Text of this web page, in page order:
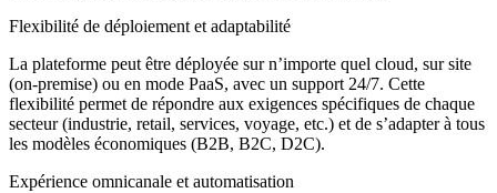
Flexibilité de déploiement et adaptabilité
La plateforme peut être déployée sur n’importe quel cloud, sur site
(on-premise) ou en mode PaaS, avec un support 24/7. Cette
flexibilité permet de répondre aux exigences spécifiques de chaque
secteur (industrie, retail, services, voyage, etc.) et de s’adapter à tous
les modèles économiques (B2B, B2C, D2C).
Expérience omnicanale et automatisation